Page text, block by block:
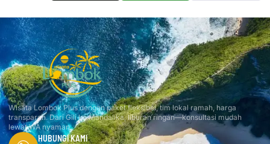
Wisata Lombok Plus dengan paket fleksibel, tim lokal ramah, harga
transparan. Dari Gili ke Mandalika, liburan ringan—konsultasi mudah
lewat WA nyaman.
HUBUNGI KAMI